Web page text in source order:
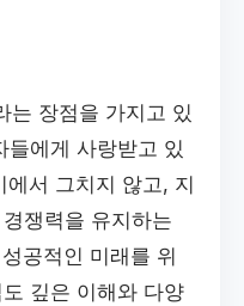
는 장점을 가지고 있
들에게 사랑받고 있
서 그치지 않고, 지
쟁력을 유지하는
공적인 미래를 위
깊은 이해와 다양